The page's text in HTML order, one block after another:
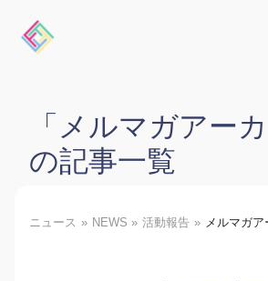
「メルマガアー
の記事一覧
ニュース NEWS 活動報告 メルマガ